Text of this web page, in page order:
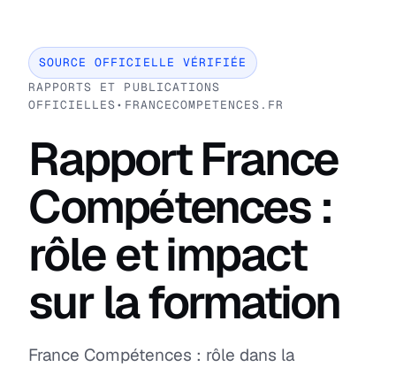
SOURCE OFFICIELLE VÉRIFIÉE
RAPPORTS ET PUBLICATIONS
OFFICIELLES• FRANCECOMPETENCES.FR
Rapport France
Compétences :
rôle et impact
sur la formation
France Compétences : rôle dans la